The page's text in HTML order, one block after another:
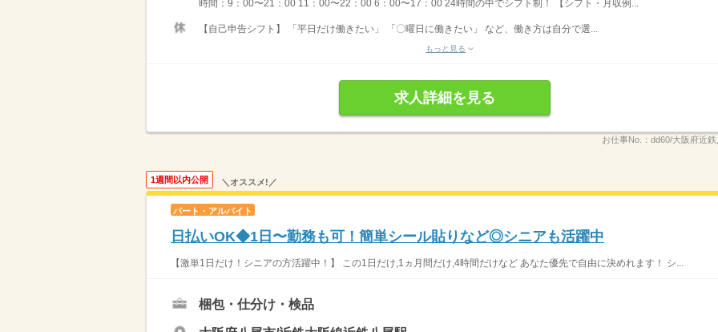
時間：9：00〜21：00 11：00〜22：00 6：00〜17：00 24時間の中でシフト制！ 【シフト・月収例...
【自己申告シフト】 「平日だけ働きたい」 「〇曜日に働きたい」 など、働き方は自分で選...
もっと見る
求人詳細を見る
お仕事No.： dd60/大阪府近
1週間以内公開 ＼オススメ!／
パート・アルバイト
日払いOK◆1日〜勤務も可！簡単シール貼りなど◎シニアも活躍中
【激単1日だけ！シニアの方活躍中！】 この1日だけ,1ヵ月間だけ,4時間だけなど あなた優先で自由に決めれます！ シ...
梱包・仕分け・検品